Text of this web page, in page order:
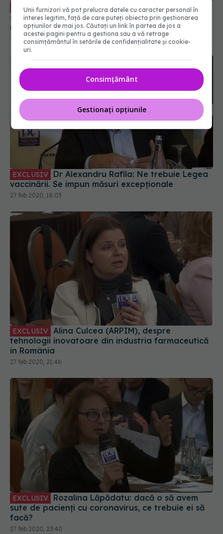
EXCLUSIV Dr Horațiu Moldovan, explicații
suplimentare despre liberalizarea programelor
naționale de sănătate
27 feb 2020, 17:12
EXCLUSIV
vaccinării. Se impun măsuri excepționale
27 feb 2020, 18:03
EXCLUSIV
tehnologii inovatoare din industria farmaceutică
în România
27 feb 2020, 21:46
EXCLUSIV
sute de pacienți cu coronavirus, ce trebuie ei să
facă?
27 feb 2020, 23:40
Unii furnizori vă pot prelucra datele cu caracter personal în
interes legitim, față de care puteți obiecta prin gestionarea
opțiunilor de mai jos. Căutați un link în partea de jos a
acestei pagini pentru a gestiona sau a vă retrage
consimțământul în setările de confidențialitate și cookie-
uri.
Consimțământ
Gestionați opțiunile